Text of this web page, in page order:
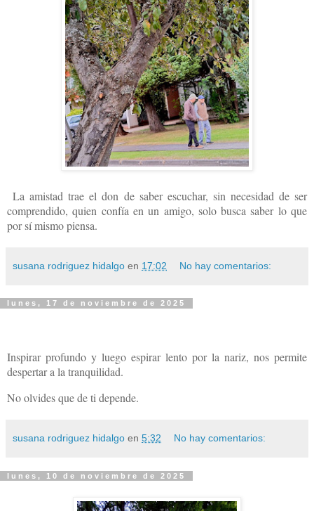
La amistad trae el don de saber escuchar, sin necesidad de ser
comprendido, quien confía en un amigo, solo busca saber lo que
por sí mismo piensa.
susana rodriguez hidalgo en 17:02 No hay comentarios:
lunes, 17 de noviembre de 2025
Inspirar profundo y luego espirar lento por la nariz, nos permite
despertar a la tranquilidad.
No olvides que de ti depende.
susana rodriguez hidalgo en 5:32 No hay comentarios:
lunes, 10 de noviembre de 2025